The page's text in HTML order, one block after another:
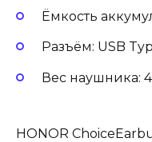
Ёмкость
Разъём: USB
Вес наушника:
HONOR